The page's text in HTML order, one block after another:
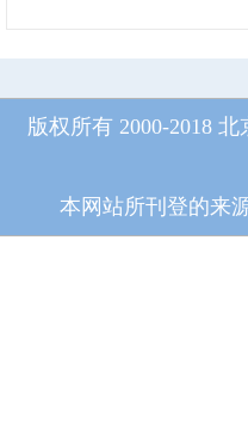
版权所有 2000-2018 北
本网站所刊登的来